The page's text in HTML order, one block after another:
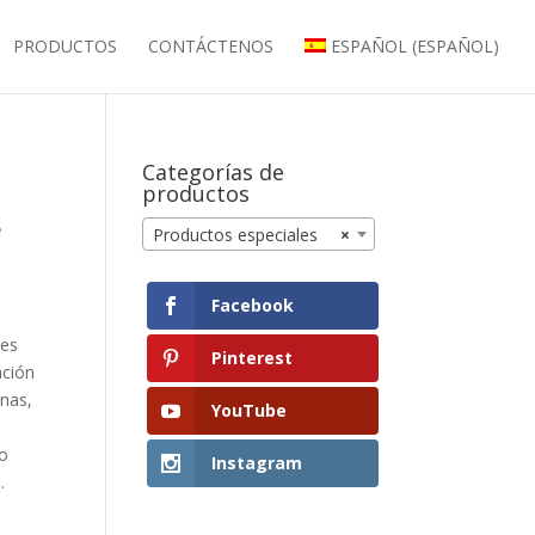
PRODUCTOS CONTÁCTENOS ESPAÑOL (ESPAÑOL)
Categorías de
productos
×
Productos especiales
Facebook
Pinterest
YouTube
Instagram